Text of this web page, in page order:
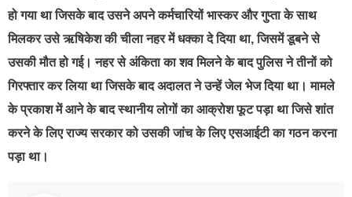
हो गया था जिसके बाद उसने अपने कर्मचारियों भास्कर और गुप्ता के साथ
मिलकर उसे ऋषिकेश की चीला नहर में धक्का दे दिया था, जिसमें डूबने से
उसकी मौत हो गई। नहर से अंकिता का शव मिलने के बाद पुलिस ने तीनों को
गिरफ्तार कर लिया था जिसके बाद अदालत ने उन्हें जेल भेज दिया था। मामले
के प्रकाश में आने के बाद स्थानीय लोगों का आक्रोश फूट पड़ा था जिसे शांत
करने के लिए राज्य सरकार को उसकी जांच के लिए एसआईटी का गठन करना
पड़ा था।